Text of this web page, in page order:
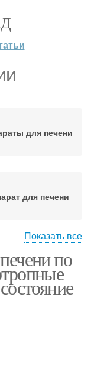
для печени
для печени
Показать все
по